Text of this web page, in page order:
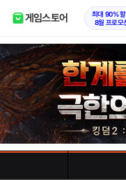
게임스토어
최대 90%
8월 프로모